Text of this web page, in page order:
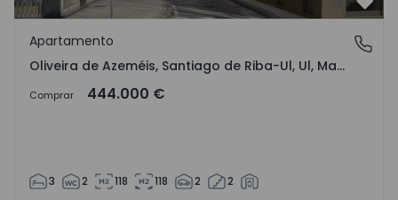
Oliveira de Azeméis, Santiago de Riba-Ul, Ul,
Apartamento
Oliveira de Azeméis, Santiago de Riba-Ul, Ul, Macinhata da Seixa e Madail, Aveiro
Comprar 444.000 €
3 2 118 118 2 2